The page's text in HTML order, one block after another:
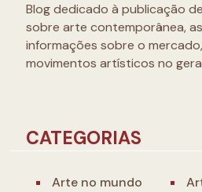
Blog dedicado à publicação
sobre arte contemporânea,
informações sobre o
movimentos artísticos no
CATEGORIAS
Arte no mundo